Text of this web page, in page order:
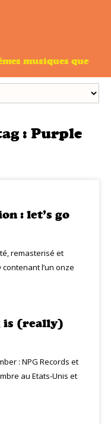
musiques que
: Purple
: let’s go
remasterisé et
l’un onze
is (really)
: NPG Records et
au Etats-Unis et